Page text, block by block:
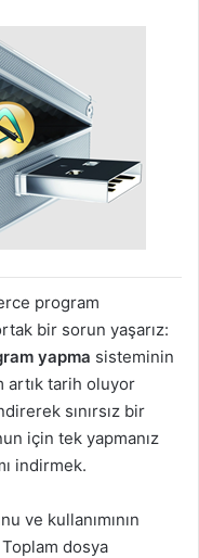
program
bir sorun yaşarız:
yapma sisteminin
tarih oluyor
sınırsız bir
için tek yapmanız
indirmek.
ve kullanımının
dosya